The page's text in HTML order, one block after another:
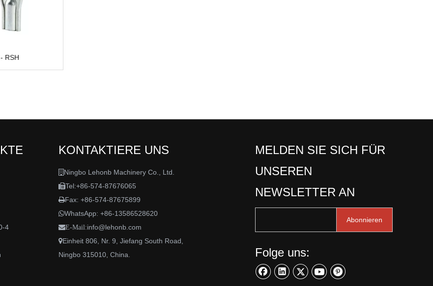
RSH
4
KONTAKTIERE UNS
 Ningbo Lehonb Machinery Co., Ltd.
Tel:+86-574-87676065
Fax: +86-574-87675899
WhatsApp: +86-13586528620
E-Mail:info@lehonb.com
Einheit 806, Nr. 9, Jiefang South Road,
Ningbo 315010, China.
MELDEN SIE SICH FÜR
UNSEREN
NEWSLETTER AN
Abonnieren
Folge uns: